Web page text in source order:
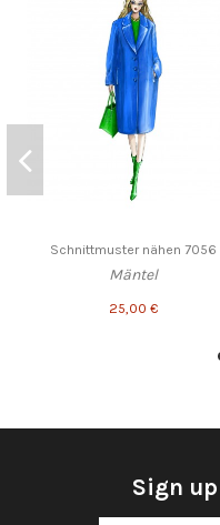
Schnittmuster nähen 7056
Mäntel
25,00 €
Sign